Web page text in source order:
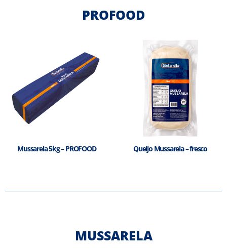
PROFOOD
Mussarela 5kg – PROFOOD Queijo Mussarela – fresco
MUSSARELA